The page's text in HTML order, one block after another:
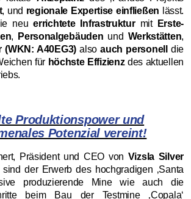
, und regionale Expertise einfließen lässt.
neuerrichtete Infrastrukturmit Erste-
, Personalgebäuden und Werkstätten,
(WKN: A40EG3) alsoauch personell
die
für höchste Effizienzdes aktuellen
Produktionspower und
Potenzial vereint!
Präsident und CEO von Vizsla Silver
sind der Erwerb des hochgradigen ‚Santa
produzierende Mine wie auch die
beim Bau der Testmine ‚Copala‘